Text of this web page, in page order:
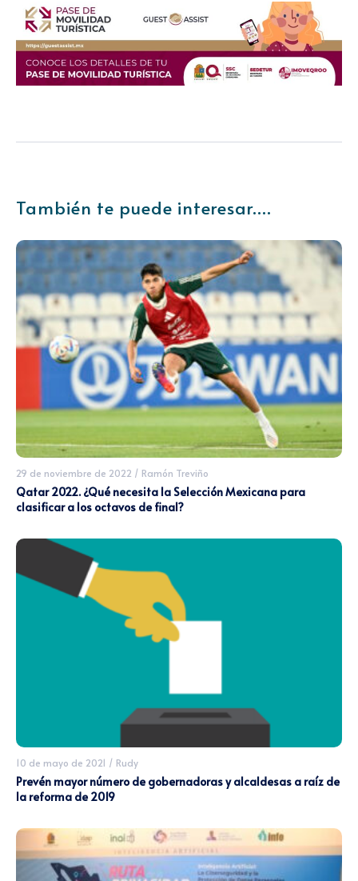
También te puede interesar....
29 de noviembre de 2022 / Ramón Treviño
Qatar 2022. ¿Qué necesita la Selección Mexicana para
clasificar a los octavos de final?
10 de mayo de 2021 / Rudy
Prevén mayor número de gobernadoras y alcaldesas a raíz de
la reforma de 2019